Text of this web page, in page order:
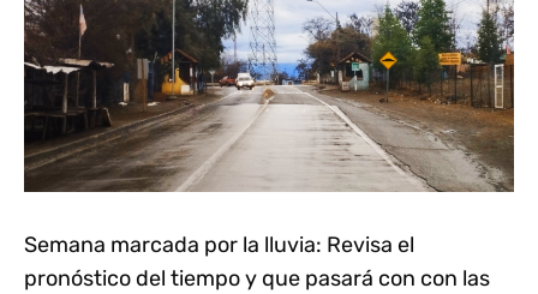
Semana marcada por la lluvia: Revisa el
pronóstico del tiempo y que pasará con con las